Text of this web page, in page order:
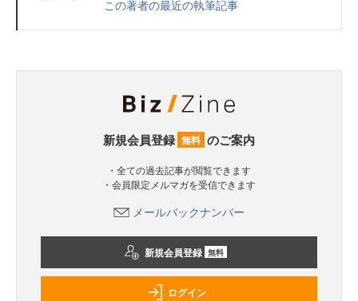
この著者の最近の執筆記事
新規会員登録 無料 のご案内
・全ての過去記事が閲覧できます
・会員限定メルマガを受信できます
メールバックナンバー
新規会員登録 無料
ログイン